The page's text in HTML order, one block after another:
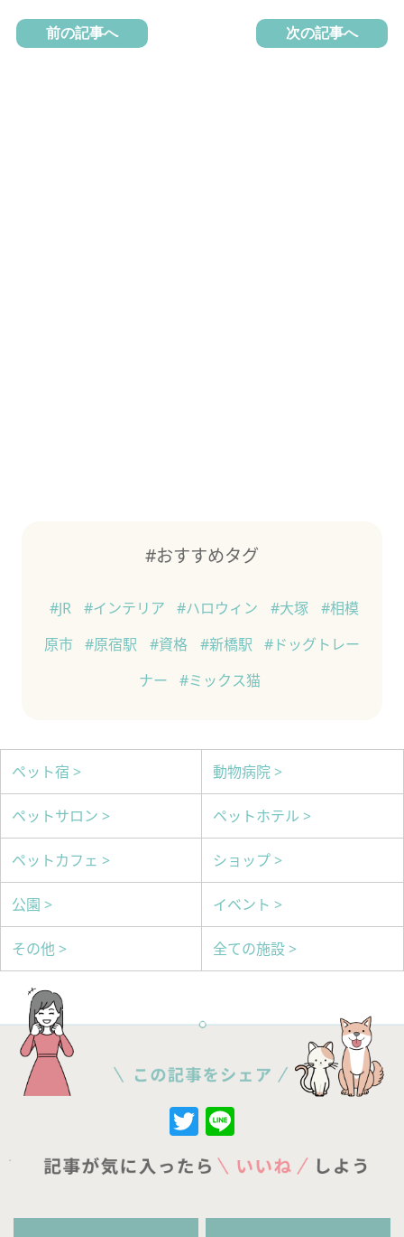
前の記事へ 次の記事へ
#おすすめタグ
#JR #インテリア #ハロウィン #大塚
#相模
原市
#原宿駅 #資格 #新橋駅
#ドッグトレー
ナー
#ミックス猫
ペット宿 > 動物病院 >
ペットサロン > ペットホテル >
ペットカフェ > ショップ >
公園 > イベント >
その他 > 全ての施設 >
Twitter